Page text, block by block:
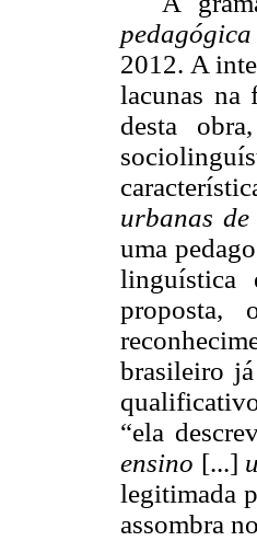
2012. A
lacunas na
desta
urbanas
uma
linguística
proposta,
brasileiro
“ela
ensino [...]
legitimada
assombra